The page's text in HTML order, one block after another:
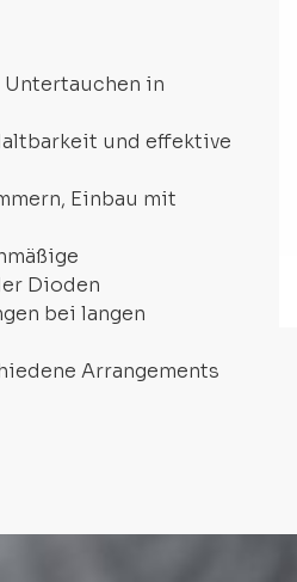
Untertauchen in
und effektive
Einbau mit
Dioden
bei langen
Arrangements